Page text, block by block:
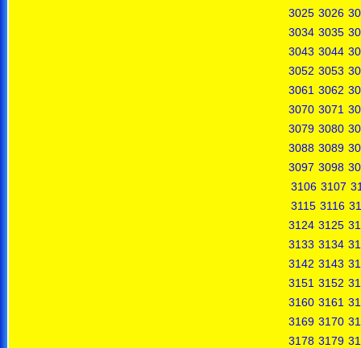
3025 3026
3034 3035
3043 3044
3052 3053
3061 3062
3070 3071
3079 3080
3088 3089
3097 3098
3106 3107
3115 3116
3124 3125
3133 3134
3142 3143
3151 3152
3160 3161
3169 3170
3178 3179